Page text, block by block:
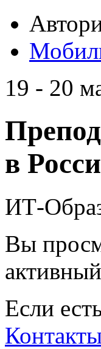
19 - 20
в
ИТ-
Вы
Если